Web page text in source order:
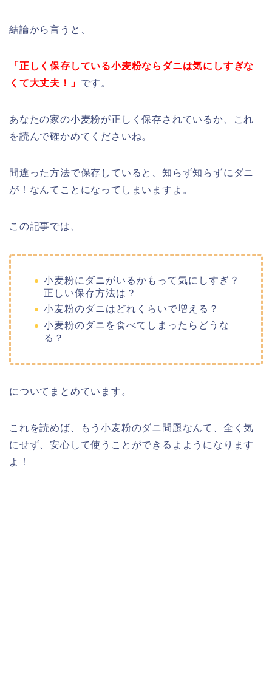
結論から言うと、
「正しく保存している小麦粉ならダニは気にしすぎな
くて大丈夫！」 です。
あなたの家の小麦粉が正しく保存されているか、これ
を読んで確かめてくださいね。
間違った方法で保存していると、知らず知らずにダニ
が！なんてことになってしまいますよ。
この記事では、
小麦粉にダニがいるかもって気にしすぎ？
正しい保存方法は？
小麦粉のダニはどれくらいで増える？
小麦粉のダニを食べてしまったらどうな
る？
についてまとめています。
これを読めば、もう小麦粉のダニ問題なんて、全く気
にせず、安心して使うことができるよようになります
よ！